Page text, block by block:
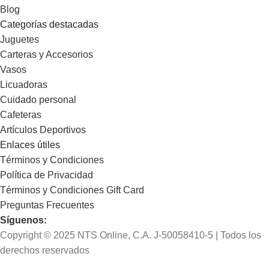
Blog
Categorías destacadas
Juguetes
Carteras y Accesorios
Vasos
Licuadoras
Cuidado personal
Cafeteras
Artículos Deportivos
Enlaces útiles
Términos y Condiciones
Política de Privacidad
Términos y Condiciones Gift Card
Preguntas Frecuentes
Síguenos:
Copyright © 2025 NTS Online, C.A. J-50058410-5 | Todos los
derechos reservados